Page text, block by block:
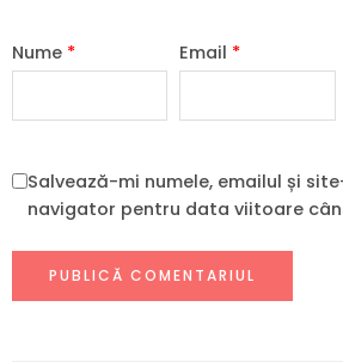
Nume * Email *
Salvează-mi numele, emailul și
navigator pentru data viitoare